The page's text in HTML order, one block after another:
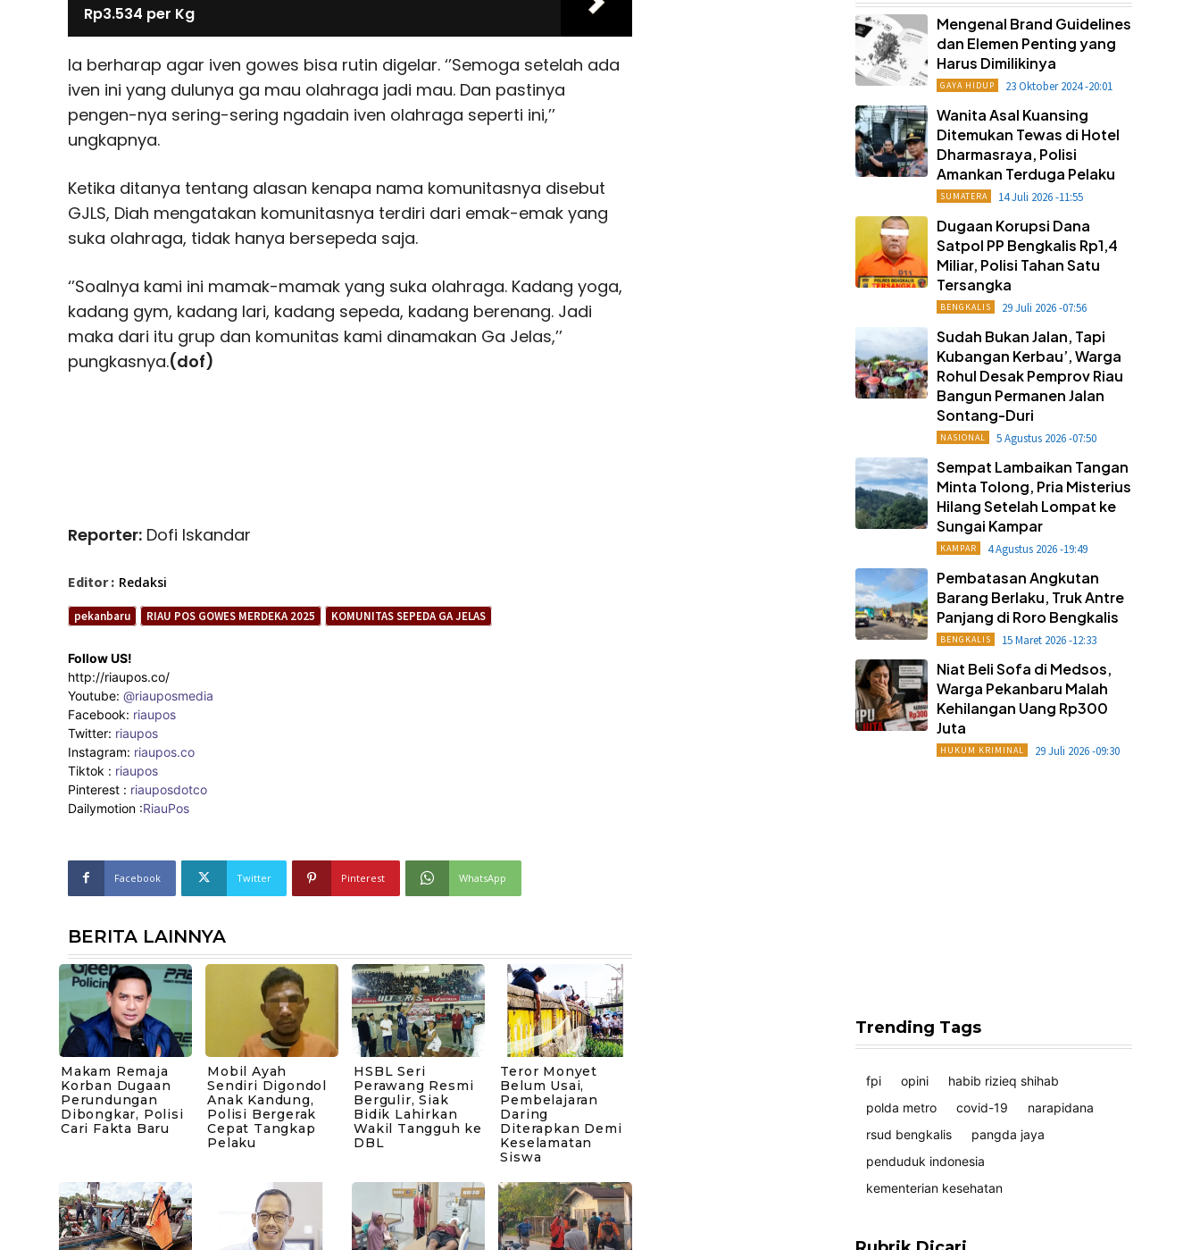
Rp3.534 per Kg
Ia berharap agar iven gowes bisa rutin digelar. ‘’Semoga setelah ada
iven ini yang dulunya ga mau olahraga jadi mau. Dan pastinya
pengen-nya sering-sering ngadain iven olahraga seperti ini,’’
ungkapnya.
Ketika ditanya tentang alasan kenapa nama komunitasnya disebut
GJLS, Diah mengatakan komunitasnya terdiri dari emak-emak yang
suka olahraga, tidak hanya bersepeda saja.
‘’Soalnya kami ini mamak-mamak yang suka olahraga. Kadang yoga,
kadang gym, kadang lari, kadang sepeda, kadang berenang. Jadi
maka dari itu grup dan komunitas kami dinamakan Ga Jelas,’’
pungkasnya.(dof)
Reporter: Dofi Iskandar
Editor : Redaksi
pekanbaru RIAU POS GOWES MERDEKA 2025 KOMUNITAS SEPEDA GA JELAS
Follow US!
http://riaupos.co/
Youtube: @riauposmedia
Facebook: riaupos
Twitter: riaupos
Instagram: riaupos.co
Tiktok : riaupos
Pinterest : riauposdotco
Dailymotion :RiauPos
Facebook Twitter Pinterest WhatsApp
BERITA LAINNYA
Makam Remaja
Korban Dugaan
Perundungan
Dibongkar, Polisi
Cari Fakta Baru
Mobil Ayah
Sendiri Digondol
Anak Kandung,
Polisi Bergerak
Cepat Tangkap
Pelaku
HSBL Seri
Perawang Resmi
Bergulir, Siak
Bidik Lahirkan
Wakil Tangguh ke
DBL
Teror Monyet
Belum Usai,
Pembelajaran
Daring
Diterapkan Demi
Keselamatan
Siswa
Mengenal Brand Guidelines
dan Elemen Penting yang
Harus Dimilikinya
GAYA HIDUP 23 Oktober 2024 -20:01
Wanita Asal Kuansing
Ditemukan Tewas di Hotel
Dharmasraya, Polisi
Amankan Terduga Pelaku
SUMATERA 14 Juli 2026 -11:55
Dugaan Korupsi Dana
Satpol PP Bengkalis Rp1,4
Miliar, Polisi Tahan Satu
Tersangka
BENGKALIS 29 Juli 2026 -07:56
Sudah Bukan Jalan, Tapi
Kubangan Kerbau’, Warga
Rohul Desak Pemprov Riau
Bangun Permanen Jalan
Sontang-Duri
NASIONAL 5 Agustus 2026 -07:50
Sempat Lambaikan Tangan
Minta Tolong, Pria Misterius
Hilang Setelah Lompat ke
Sungai Kampar
KAMPAR 4 Agustus 2026 -19:49
Pembatasan Angkutan
Barang Berlaku, Truk Antre
Panjang di Roro Bengkalis
BENGKALIS 15 Maret 2026 -12:33
Niat Beli Sofa di Medsos,
Warga Pekanbaru Malah
Kehilangan Uang Rp300
Juta
HUKUM KRIMINAL 29 Juli 2026 -09:30
Trending Tags
fpi opini
habib rizieq shihab
polda metro
covid-19
narapidana
rsud bengkalis
pangda jaya
penduduk indonesia
kementerian kesehatan